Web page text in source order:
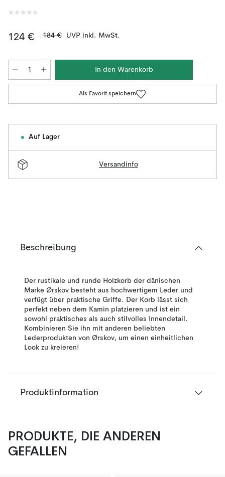
124 € 184 € UVP inkl. MwSt.
In den Warenkorb
Als Favorit speichern
Auf Lager
Versandinfo
Beschreibung
Der rustikale und runde Holzkorb der dänischen
Marke Ørskov besteht aus hochwertigem Leder und
verfügt über praktische Griffe. Der Korb lässt sich
perfekt neben dem Kamin platzieren und ist ein
sowohl praktisches als auch stilvolles Innendetail.
Kombinieren Sie ihn mit anderen beliebten
Lederprodukten von Ørskov, um einen einheitlichen
Look zu kreieren!
Produktinformation
PRODUKTE, DIE ANDEREN
GEFALLEN